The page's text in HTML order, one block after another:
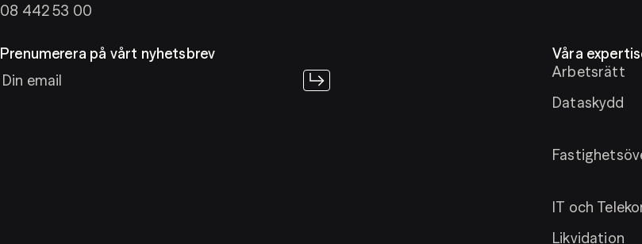
08 442 53 00
Prenumerera på vårt nyhetsbrev
Våra
Arbetsrätt
Dataskydd
IT och
Likvidation